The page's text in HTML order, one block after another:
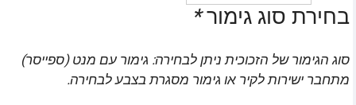
בחירת סוג גימור*
סוג הגימור של הזכוכית ניתן לבחירה: גימור עם מנט (ספייסר)
מתחבר ישירות לקיר או גימור מסגרת בצבע לבחירה.